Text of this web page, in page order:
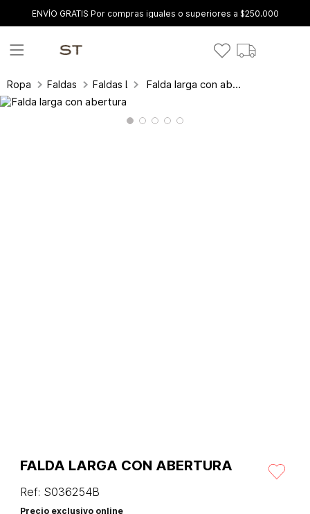
ENVÍO GRATIS Por compras iguales o superiores a $250.000
Ropa Faldas Faldas Largas Falda larga con abertura
FALDA LARGA CON ABERTURA
Ref: S036254B
Precio exclusivo online